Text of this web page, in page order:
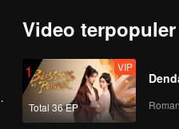
26 27
Video
1
Total 36 EP
VIP